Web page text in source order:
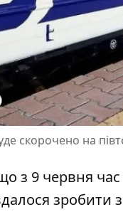
скорочено на
з 9 червня
зробити